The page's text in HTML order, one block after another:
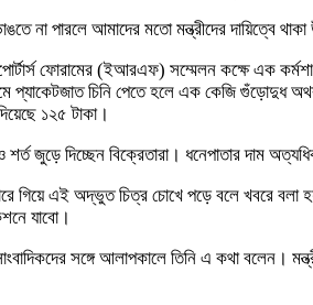
না পারলে আমাদের মতো মন্ত্রীদের দায়িত্বে
ফোরামের (ইআরএফ) সম্মেলন কক্ষে এক
প্যাকেটজাত চিনি পেতে হলে এক কেজি
১২৫ টাকা।
শর্ত জুড়ে দিচ্ছেন বিক্রেতারা। ধনেপাতার দাম
গিয়ে এই অদ্ভুত চিত্র চোখে পড়ে বলে খবরে বলা
যাবো।
সঙ্গে আলাপকালে তিনি এ কথা বলেন।